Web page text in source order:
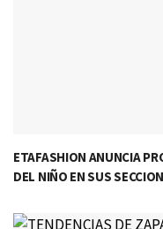
ETAFASHION ANUNCIA
DEL NIÑO EN SUS